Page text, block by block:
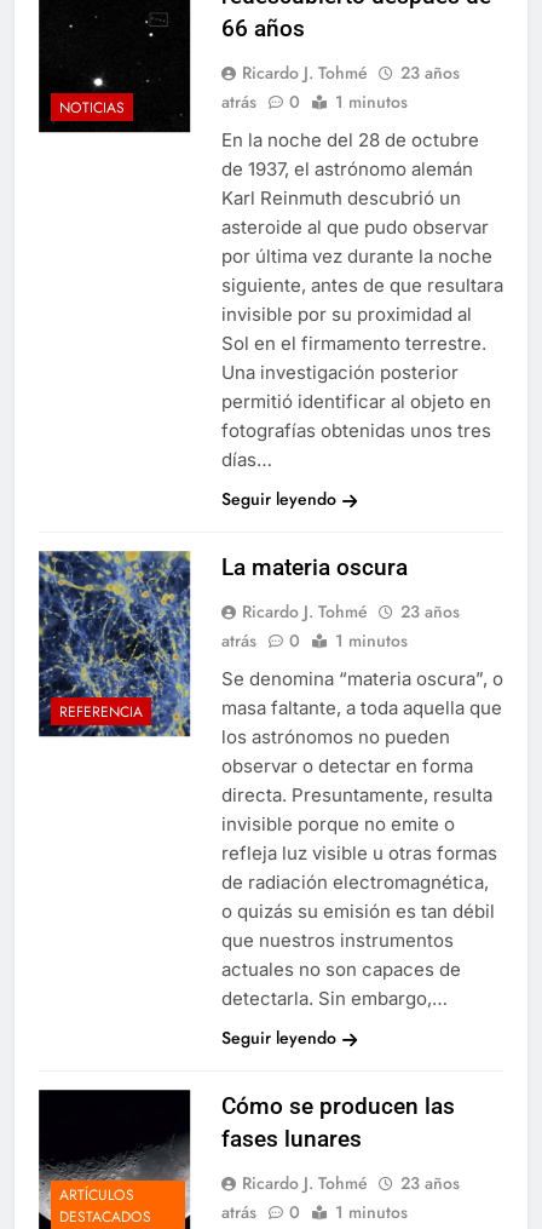
NOTICIAS
66 años
Ricardo J. Tohmé
23 años
atrás
0 1 minutos
En la noche del 28 de octubre
de 1937, el astrónomo alemán
Karl Reinmuth descubrió un
asteroide al que pudo observar
por última vez durante la noche
siguiente, antes de que resultara
invisible por su proximidad al
Sol en el firmamento terrestre.
Una investigación posterior
permitió identificar al objeto en
fotografías obtenidas unos tres
días…
Seguir leyendo
REFERENCIA
La materia oscura
Ricardo J. Tohmé
23 años
atrás
0 1 minutos
Se denomina “materia oscura”, o
masa faltante, a toda aquella que
los astrónomos no pueden
observar o detectar en forma
directa. Presuntamente, resulta
invisible porque no emite o
refleja luz visible u otras formas
de radiación electromagnética,
o quizás su emisión es tan débil
que nuestros instrumentos
actuales no son capaces de
detectarla. Sin embargo,…
Seguir leyendo
ARTÍCULOS
DESTACADOS
Cómo se producen las
fases lunares
Ricardo J. Tohmé
23 años
atrás
0 1 minutos